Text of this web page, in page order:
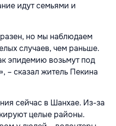
идут семьями и
но мы наблюдаем
случаев, чем раньше.
эпидемию возьмут под
– сказал житель Пекина
сейчас в Шанхае. Из-за
целые районы.